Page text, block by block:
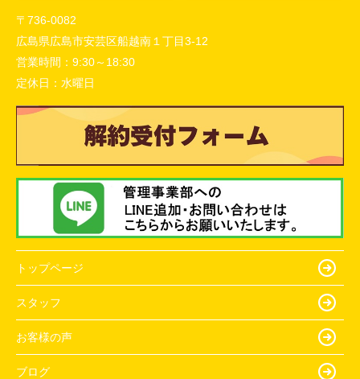
〒736-0082
広島県広島市安芸区船越南１丁目3-12
営業時間： 9:30～18:30
定休日： 水曜日
トップページ
スタッフ
お客様の声
ブログ